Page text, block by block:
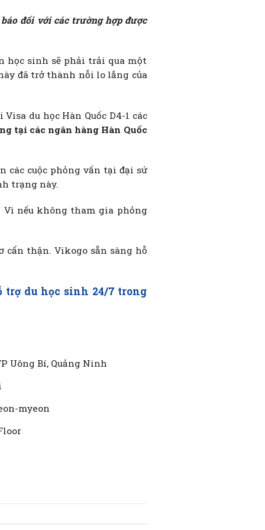
đối với các trường hợp được
học sinh sẽ phải trải qua một
đã trở thành nỗi lo lắng của
du học Hàn Quốc D4-1 các
tại các ngân hàng Hàn Quốc
các cuộc phỏng vấn tại đại sứ
trạng này.
nếu không tham gia phỏng
cẩn thận. Vikogo sẵn sàng hỗ
trợ du học sinh 24/7 trong
Uông Bí, Quảng Ninh
myeon